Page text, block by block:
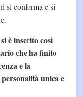
si conforma e si
è inserito così
che ha finito
e la
unica e